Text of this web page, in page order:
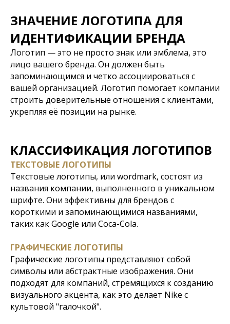
ЗНАЧЕНИЕ ЛОГОТИПА ДЛЯ
ИДЕНТИФИКАЦИИ БРЕНДА
Логотип — это не просто знак или эмблема, это
лицо вашего бренда. Он должен быть
запоминающимся и четко ассоциироваться с
вашей организацией. Логотип помогает компании
строить доверительные отношения с клиентами,
укрепляя её позиции на рынке.
КЛАССИФИКАЦИЯ ЛОГОТИПОВ
ТЕКСТОВЫЕ ЛОГОТИПЫ
Текстовые логотипы, или wordmark, состоят из
названия компании, выполненного в уникальном
шрифте. Они эффективны для брендов с
короткими и запоминающимися названиями,
таких как Google или Coca-Cola.
ГРАФИЧЕСКИЕ ЛОГОТИПЫ
Графические логотипы представляют собой
символы или абстрактные изображения. Они
подходят для компаний, стремящихся к созданию
визуального акцента, как это делает Nike с
культовой "галочкой".